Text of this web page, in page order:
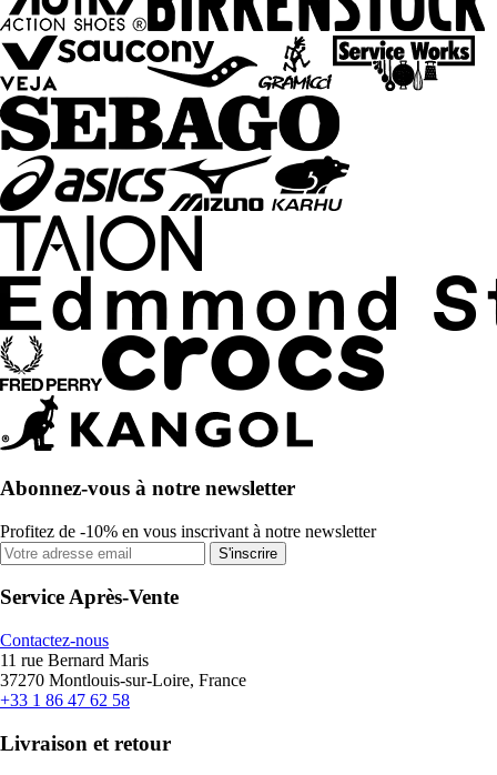
Abonnez-vous à notre newsletter
Profitez de -10% en vous inscrivant à notre newsletter
S'inscrire
Service Après-Vente
Contactez-nous
11 rue Bernard Maris
37270 Montlouis-sur-Loire, France
+33 1 86 47 62 58
Livraison et retour